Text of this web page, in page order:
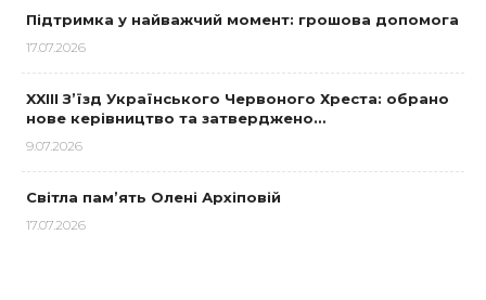
Підтримка у найважчий момент: грошова допомога
17.07.2026
XXIII З’їзд Українського Червоного Хреста: обрано
нове керівництво та затверджено…
9.07.2026
Світла пам’ять Олені Архіповій
17.07.2026